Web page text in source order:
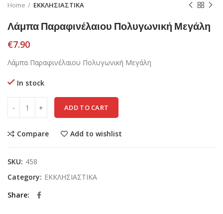
Home ΕΚΚΛΗΣΙΑΣΤΙΚΑ
Λάμπα Παραφινέλαιου Πολυγωνική Μεγάλη
€7.90
Λάμπα Παραφινέλαιου Πολυγωνική Μεγάλη
In stock
ADD TO CART
Compare Add to wishlist
SKU: 458
Category: ΕΚΚΛΗΣΙΑΣΤΙΚΑ
Share